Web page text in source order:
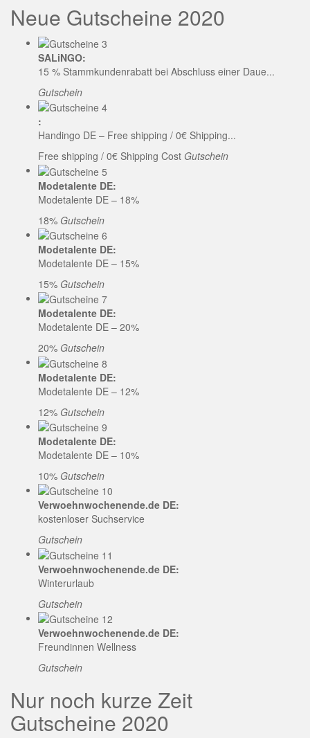
Neue Gutscheine 2020
SALiNGO:
15 % Stammkundenrabatt bei Abschluss einer Daue...
Gutschein
:
Handingo DE – Free shipping / 0€ Shipping...
Free shipping / 0€ Shipping Cost Gutschein
Modetalente DE:
Modetalente DE – 18%
18% Gutschein
Modetalente DE:
Modetalente DE – 15%
15% Gutschein
Modetalente DE:
Modetalente DE – 20%
20% Gutschein
Modetalente DE:
Modetalente DE – 12%
12% Gutschein
Modetalente DE:
Modetalente DE – 10%
10% Gutschein
Verwoehnwochenende.de DE:
kostenloser Suchservice
Gutschein
Verwoehnwochenende.de DE:
Winterurlaub
Gutschein
Verwoehnwochenende.de DE:
Freundinnen Wellness
Gutschein
Nur noch kurze Zeit
Gutscheine 2020